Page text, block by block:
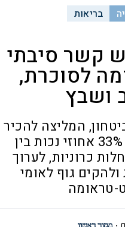
בריאות
קשר סיבתי
לסוכרת,
ושבץ
המליצה להכיר
בקשר זה לצורך הגדרת 33% אחוזי נכות בין
טראומה לבין 7 מחלות כרוניות, לערוך
גוף לאומי
טראומה